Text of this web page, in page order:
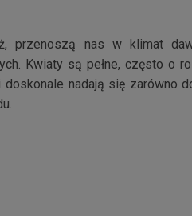
przenoszą nas w klimat
Kwiaty są pełne, często o
nadają się zarówno